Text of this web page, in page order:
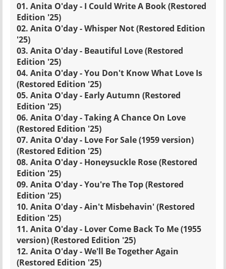
01. Anita O'day - I Could Write A Book (Restored
Edition '25)
02. Anita O'day - Whisper Not (Restored Edition
'25)
03. Anita O'day - Beautiful Love (Restored
Edition '25)
04. Anita O'day - You Don't Know What Love Is
(Restored Edition '25)
05. Anita O'day - Early Autumn (Restored
Edition '25)
06. Anita O'day - Taking A Chance On Love
(Restored Edition '25)
07. Anita O'day - Love For Sale (1959 version)
(Restored Edition '25)
08. Anita O'day - Honeysuckle Rose (Restored
Edition '25)
09. Anita O'day - You're The Top (Restored
Edition '25)
10. Anita O'day - Ain't Misbehavin' (Restored
Edition '25)
11. Anita O'day - Lover Come Back To Me (1955
version) (Restored Edition '25)
12. Anita O'day - We'll Be Together Again
(Restored Edition '25)